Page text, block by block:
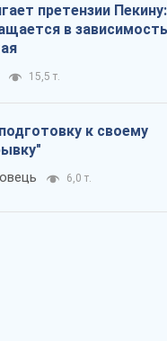
претензии Пекину:
в зависимость
15,5 т.
к своему
6,0 т.